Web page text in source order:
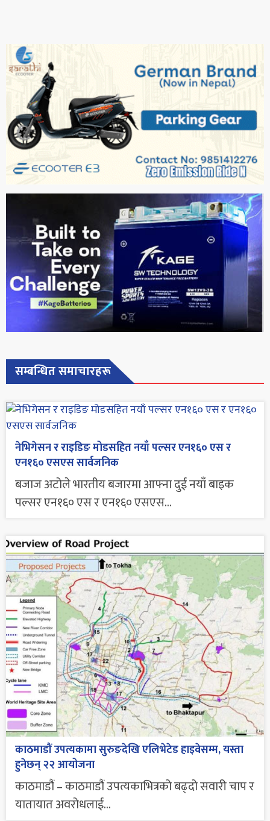
सम्बन्धित समाचारहरू
नेभिगेसन र राइडिङ मोडसहित नयाँ पल्सर एन१६० एस र
एन१६० एसएस सार्वजनिक
बजाज अटोले भारतीय बजारमा आफ्ना दुई नयाँ बाइक
पल्सर एन१६० एस र एन१६० एसएस...
काठमाडौं उपत्यकामा सुरुङदेखि एलिभेटेड हाइवेसम्म, यस्ता
हुनेछन् २२ आयोजना
काठमाडौं – काठमाडौं उपत्यकाभित्रको बढ्दो सवारी चाप र
यातायात अवरोधलाई...